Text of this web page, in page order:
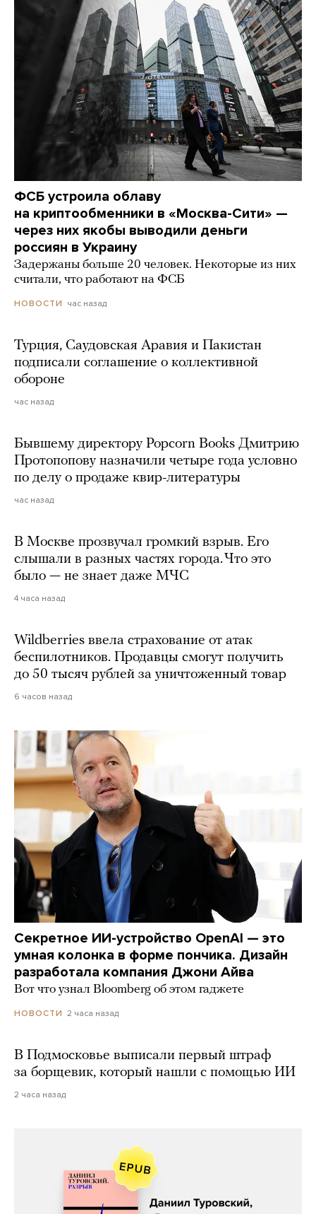
ФСБ устроила облаву
на криптообменники в «Москва-Сити» —
через них якобы выводили деньги
россиян в Украину
Задержаны больше 20 человек. Некоторые из них
считали, что работают на ФСБ
НОВОСТИ час назад
Турция, Саудовская Аравия и Пакистан
подписали соглашение о коллективной
обороне
час назад
Бывшему директору Popcorn Books Дмитрию
Протопопову назначили четыре года условно
по делу о продаже квир-литературы
час назад
В Москве прозвучал громкий взрыв. Его
слышали в разных частях города. Что это
было — не знает даже МЧС
4 часа назад
Wildberries ввела страхование от атак
беспилотников. Продавцы смогут получить
до 50 тысяч рублей за уничтоженный товар
6 часов назад
Секретное ИИ-устройство OpenAI — это
умная колонка в форме пончика. Дизайн
разработала компания Джони Айва
Вот что узнал Bloomberg об этом гаджете
НОВОСТИ 2 часа назад
В Подмосковье выписали первый штраф
за борщевик, который нашли с помощью ИИ
2 часа назад